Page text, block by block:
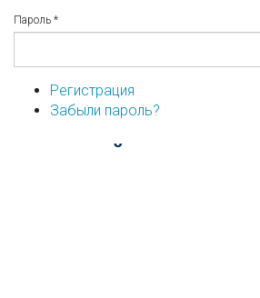
Пароль *
Регистрация
Забыли пароль?
...или войдите